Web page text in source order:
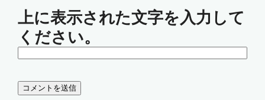
上に表示された文字を入力して
ください。